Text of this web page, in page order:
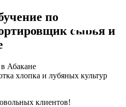
по
сырья и
Абакане
хлопка и лубяных культур
клиентов!